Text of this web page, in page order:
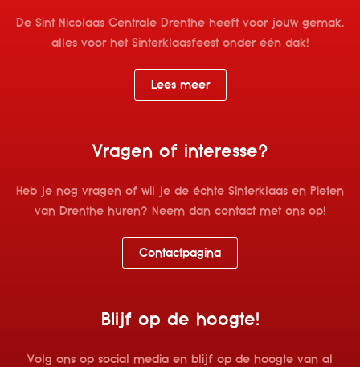
De Sint Nicolaas Centrale Drenthe heeft voor jouw gemak,
alles voor het Sinterklaasfeest onder één dak!
Lees meer
Vragen of interesse?
Heb je nog vragen of wil je de échte Sinterklaas en Pieten
van Drenthe huren? Neem dan contact met ons op!
Contactpagina
Blijf op de hoogte!
Volg ons op social media en blijf op de hoogte van al